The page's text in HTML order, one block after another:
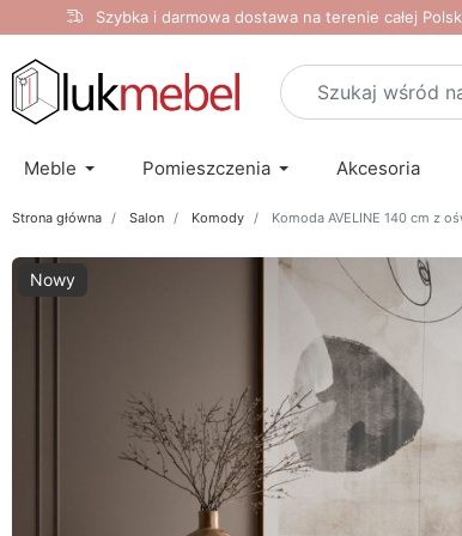
Szybka i darmowa dostawa na terenie całej
Meble Pomieszczenia Akcesoria
Strona główna Salon Komody Komoda AVELINE 140 cm z
Nowy